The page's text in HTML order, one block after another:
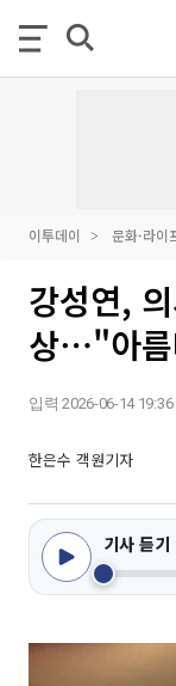
이투데이 문화·라이
강성연,
상⋯"아름
입력 2026-06-14 19:36
한은수 객원기자
기사 듣기